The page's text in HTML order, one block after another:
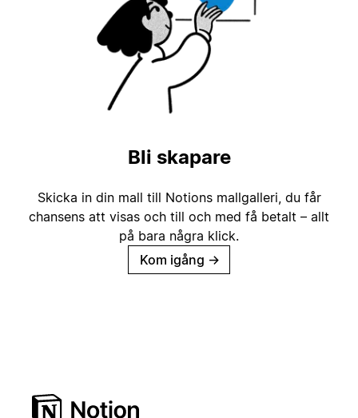
Bli skapare
Skicka in din mall till Notions mallgalleri, du får
chansens att visas och till och med få betalt – allt
på bara några klick.
Kom igång →